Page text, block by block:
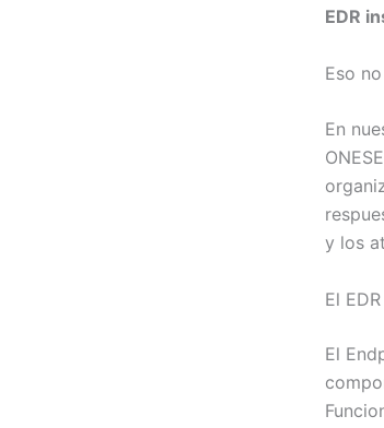
EDR
Eso
En
y los
El
El